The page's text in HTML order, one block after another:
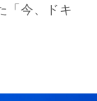
「今、ドキ